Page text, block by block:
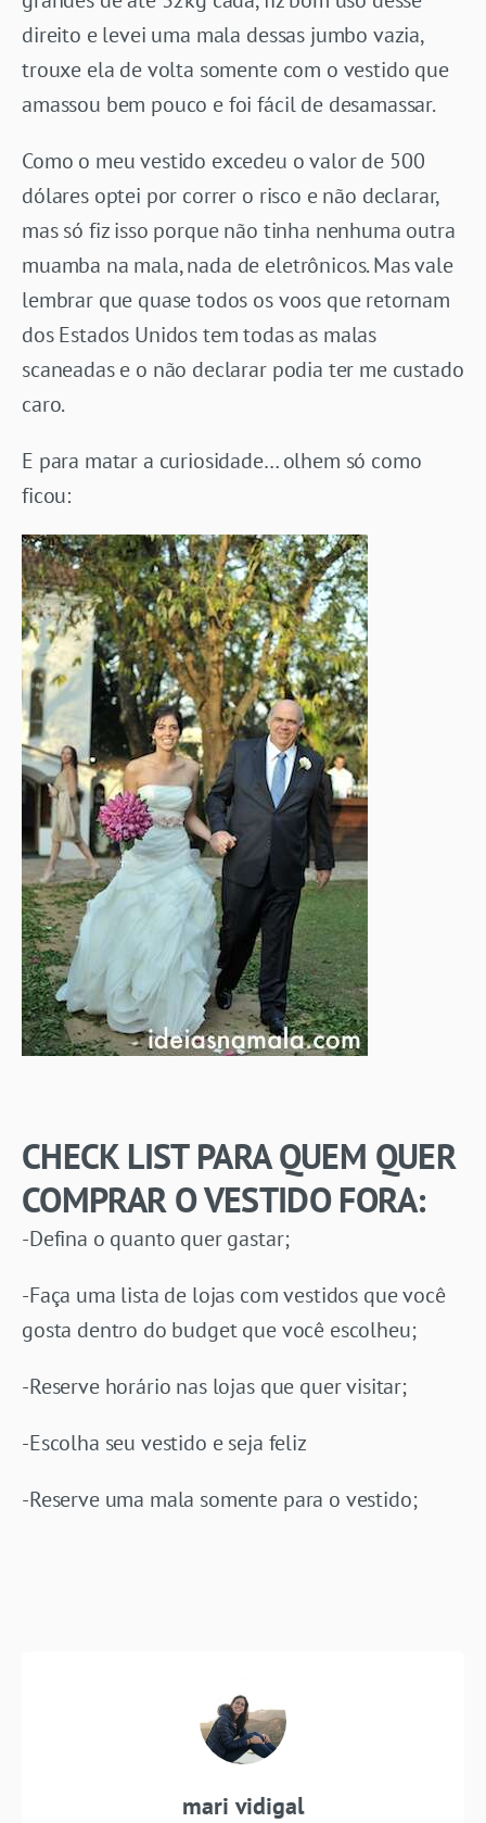
direito e levei uma mala dessas jumbo vazia,
trouxe ela de volta somente com o vestido que
amassou bem pouco e foi fácil de desamassar.
Como o meu vestido excedeu o valor de 500
dólares optei por correr o risco e não declarar,
mas só fiz isso porque não tinha nenhuma outra
muamba na mala, nada de eletrônicos. Mas vale
lembrar que quase todos os voos que retornam
dos Estados Unidos tem todas as malas
scaneadas e o não declarar podia ter me custado
caro.
E para matar a curiosidade… olhem só como
ficou:
CHECK LIST PARA QUEM QUER
COMPRAR O VESTIDO FORA:
-Defina o quanto quer gastar;
-Faça uma lista de lojas com vestidos que você
gosta dentro do budget que você escolheu;
-Reserve horário nas lojas que quer visitar;
-Escolha seu vestido e seja feliz
-Reserve uma mala somente para o vestido;
mari vidigal